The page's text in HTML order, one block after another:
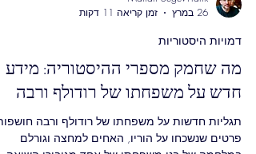
Mattan Segev-Frank
דמויות היסטוריות
מה שחמק מספרי ההיסטוריה: מידע
חדש על משפחתו של רודולף ורבה